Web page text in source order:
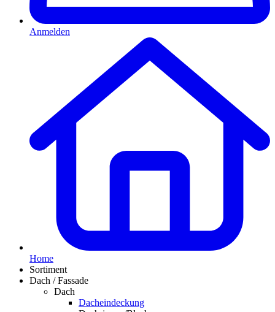
Anmelden
Home
Sortiment
Dach / Fassade
Dach
Dacheindeckung